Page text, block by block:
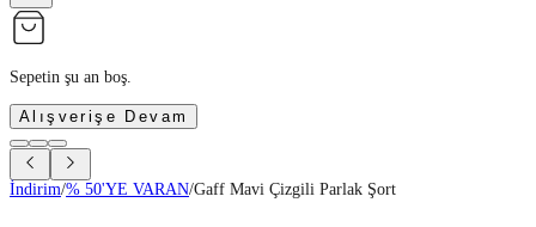
Sepetin şu an boş.
Alışverişe Devam
İndirim/% 50'YE VARAN/Gaff Mavi Çizgili Parlak Şort